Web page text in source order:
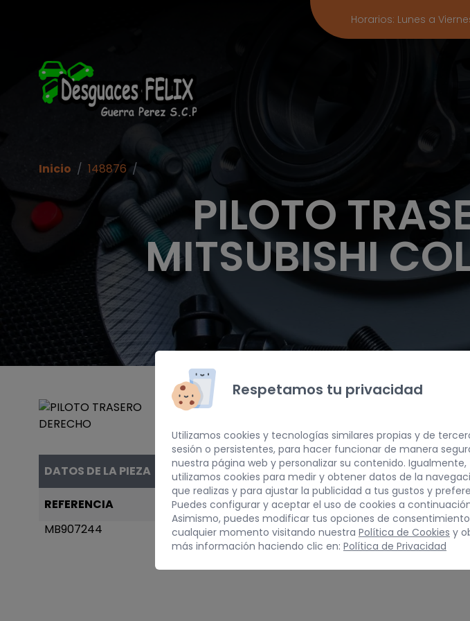
Horarios: Lunes a
PILOTO
MITSUBISHI
Inicio / 148876 /
DATOS DE LA PIEZA
REFERENCIA
MB907244
AÑO
1993
Respetamos tu privacidad
Utilizamos cookies y tecnologías similares propias y de
sesión o persistentes, para hacer funcionar de manera
nuestra página web y personalizar su contenido. Igualmente,
utilizamos cookies para medir y obtener datos de la
que realizas y para ajustar la publicidad a tus gustos y
Puedes configurar y aceptar el uso de cookies a
Asimismo, puedes modificar tus opciones de
cualquier momento visitando nuestra Política de Cookies y
más información haciendo clic en: Política de Privacidad